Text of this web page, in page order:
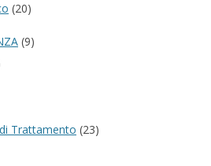
(20)
(9)
Trattamento (23)